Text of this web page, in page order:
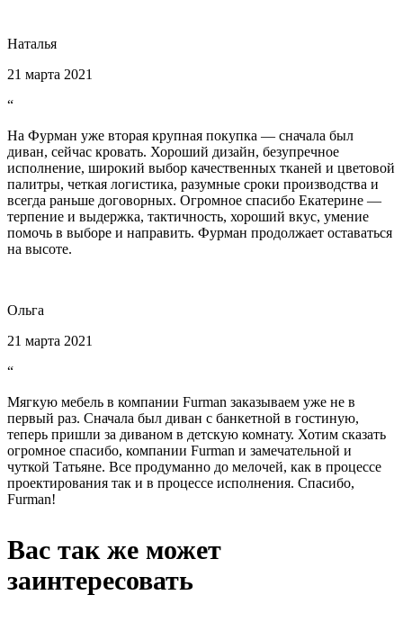
Наталья
21 марта 2021
“
На Фурман уже вторая крупная покупка — сначала был
диван, сейчас кровать. Хороший дизайн, безупречное
исполнение, широкий выбор качественных тканей и цветовой
палитры, четкая логистика, разумные сроки производства и
всегда раньше договорных. Огромное спасибо Екатерине —
терпение и выдержка, тактичность, хороший вкус, умение
помочь в выборе и направить. Фурман продолжает оставаться
на высоте.
Ольга
21 марта 2021
“
Мягкую мебель в компании Furman заказываем уже не в
первый раз. Сначала был диван с банкетной в гостиную,
теперь пришли за диваном в детскую комнату. Хотим сказать
огромное спасибо, компании Furman и замечательной и
чуткой Татьяне. Все продуманно до мелочей, как в процессе
проектирования так и в процессе исполнения. Спасибо,
Furman!
Вас так же может
заинтересовать